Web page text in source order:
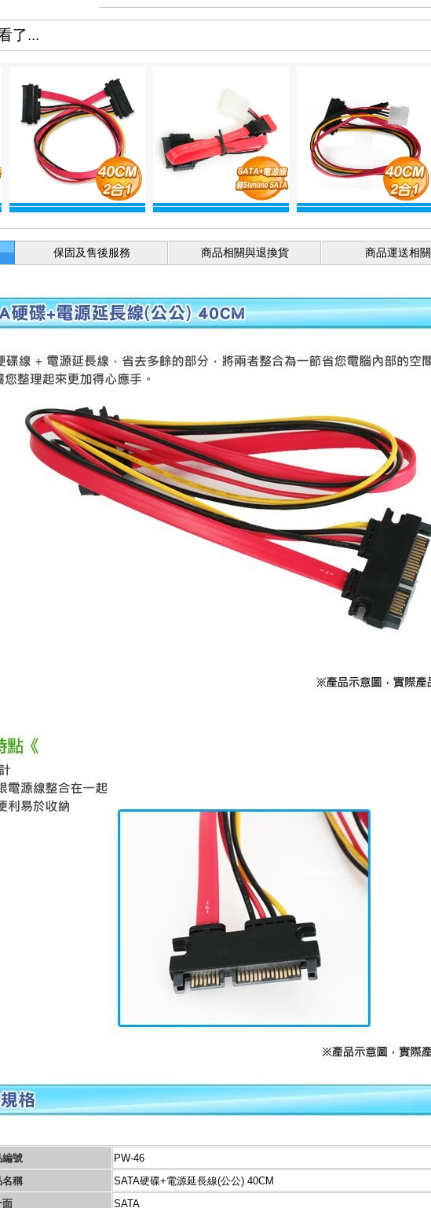
了...
號
PW-46
稱
SATA硬碟+電源延長線(公公) 40CM
面
SATA
保固及售後服務 商品相關與退換貨 商品運送相關